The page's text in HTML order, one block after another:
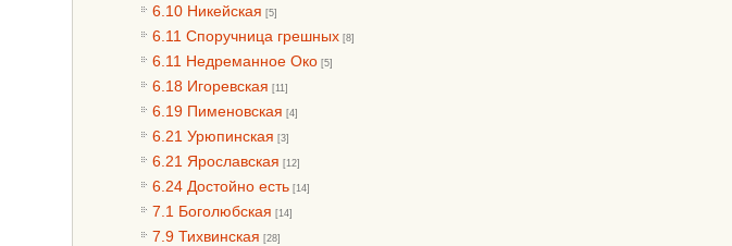
6.10 Никейская [5]
6.11 Споручница грешных [8]
6.11 Недреманное Око [5]
6.18 Игоревская [11]
6.19 Пименовская [4]
6.21 Урюпинская [3]
6.21 Ярославская [12]
6.24 Достойно есть [14]
7.1 Боголюбская [14]
7.9 Тихвинская [28]